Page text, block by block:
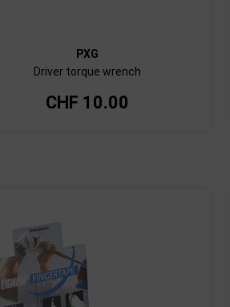
PXG
Driver torque wrench
CHF 10.00